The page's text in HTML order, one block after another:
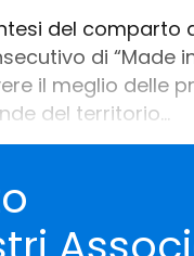
del
di “Made
il meglio delle
del territorio...